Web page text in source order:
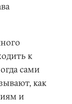
к
сами
как
и